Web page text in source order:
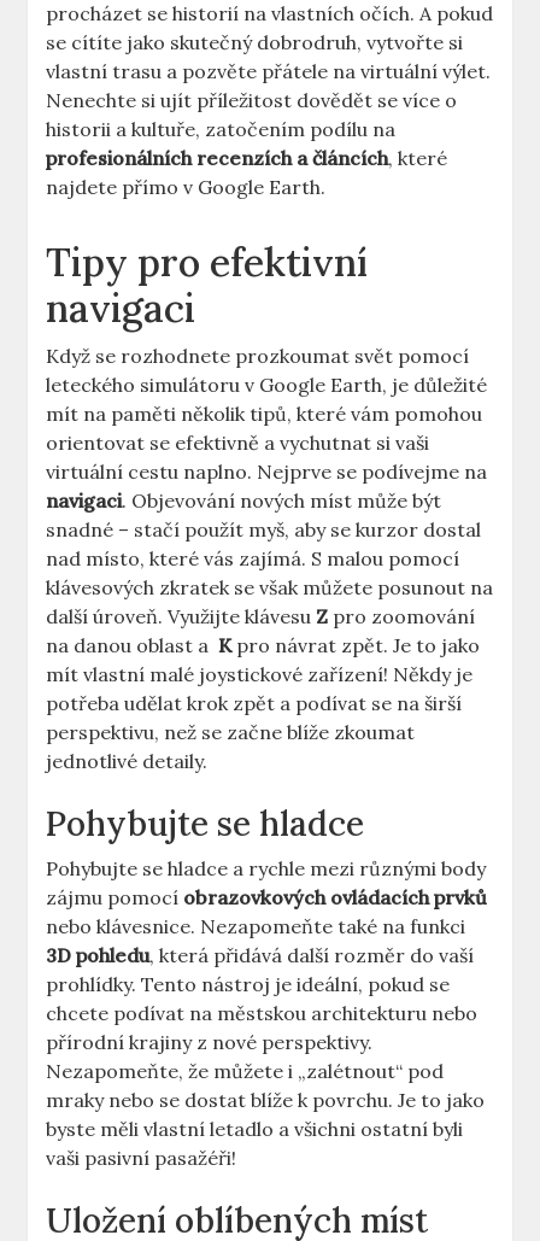
procházet se ⁣historií na vlastních očích. A pokud
se cítíte jako skutečný dobrodruh, vytvořte si‍
vlastní trasu a ‍pozvěte přátele na ⁤virtuální výlet.
Nenechte si ujít příležitost dovědět se více o
historii ⁣a kultuře,⁢ zatočením podílu na⁣
profesionálních recenzích a​ článcích, ⁣které⁤
najdete přímo v ⁤Google Earth.
Tipy pro⁢ efektivní
navigaci
Když ​se rozhodnete prozkoumat ⁤svět pomocí
leteckého⁤ simulátoru v ​Google Earth, je důležité​
mít na paměti několik tipů, ‍které ⁤vám pomohou
orientovat se‌ efektivně ‍a vychutnat si vaši
‍virtuální cestu naplno. ​Nejprve ‍se ⁢podívejme na
navigaci. Objevování ‍nových míst může ‍být
snadné –​ stačí použít myš, ‍aby se ‌kurzor dostal
nad místo, které vás ​zajímá.‍ S malou‌ pomocí
klávesových⁣ zkratek se však můžete posunout na⁣
další úroveň. Využijte klávesu Z pro​ zoomování
na ⁤danou oblast a ‌Kpro návrat zpět.⁢ Je⁣ to jako
mít⁣ vlastní ​malé ‍joystickové zařízení! ‌Někdy je
potřeba‌ udělat⁢ krok zpět a podívat se na širší
⁢perspektivu, než se začne blíže zkoumat
jednotlivé detaily.
Pohybujte se hladce
Pohybujte se hladce a rychle⁢ mezi různými body
zájmu pomocí​ obrazovkových⁢ ovládacích prvků
nebo klávesnice. Nezapomeňte‌ také na funkci
3D pohledu, která přidává ‌další rozměr do vaší⁢
prohlídky. Tento nástroj‍ je⁤ ideální, pokud se
chcete podívat na městskou ‍architekturu nebo
⁤přírodní ‍krajiny z nové perspektivy.
Nezapomeňte, že můžete i „zalétnout“ ​pod
mraky ​nebo⁢ se dostat blíže k povrchu. Je to jako
byste měli vlastní​ letadlo a všichni ostatní byli‌
vaši pasivní ‌pasažéři!
Uložení oblíbených míst